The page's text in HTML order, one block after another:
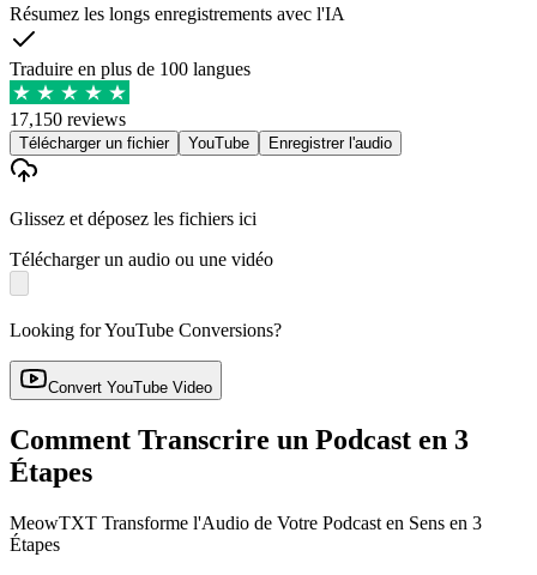
Résumez les longs enregistrements avec l'IA
Traduire en plus de 100 langues
17,150 reviews
Télécharger un fichier YouTube Enregistrer l'audio
Glissez et déposez les fichiers ici
Télécharger un audio ou une vidéo
Looking for YouTube Conversions?
Convert YouTube Video
Comment Transcrire un Podcast en 3
Étapes
MeowTXT Transforme l'Audio de Votre Podcast en Sens en 3
Étapes